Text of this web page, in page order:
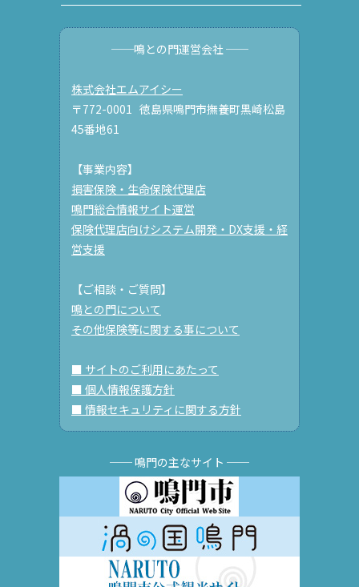
──鳴との門運営会社 ──
株式会社エムアイシー
〒772-0001 徳島県鳴門市撫養町黒崎松島
45番地61
【事業内容】
損害保険・生命保険代理店
鳴門総合情報サイト運営
保険代理店向けシステム開発・DX支援・経
営支援
【ご相談・ご質問】
鳴との門について
その他保険等に関する事について
■ サイトのご利用にあたって
■ 個人情報保護方針
■ 情報セキュリティに関する方針
── 鳴門の主なサイト ──